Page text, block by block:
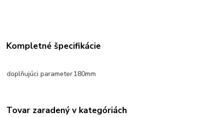
Kompletné špecifikácie
doplňujúci parameter180mm
Tovar zaradený v kategóriách